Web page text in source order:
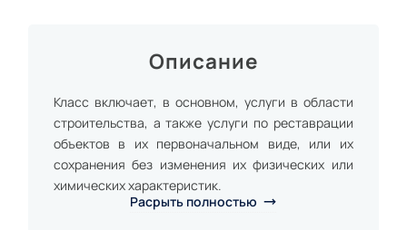
Описание
Класс включает, в основном, услуги в области
строительства, а также услуги по реставрации
объектов в их первоначальном виде, или их
сохранения без изменения их физических или
химических характеристик.
Расрыть полностью